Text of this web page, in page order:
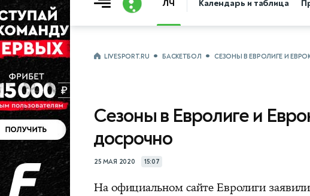
ЛЧ Календарь и таблица
LIVESPORT.RU БАСКЕТБОЛ СЕЗОНЫ В ЕВРОЛИГЕ И
Сезоны в Евролиге и
досрочно
25 МАЯ 2020 15:07
На официальном сайте Евролиги